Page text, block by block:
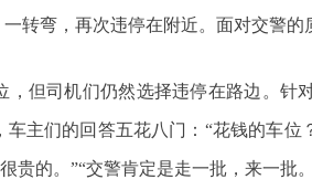
转弯，再次违停在附近。面对交警的
但司机们仍然选择违停在路边。针
主们的回答五花八门：“花钱的车位
贵的。”“交警肯定是走一批，来一批